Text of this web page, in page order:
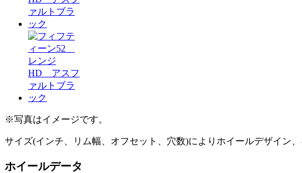
※写真はイメージです。
サイズ(インチ、リム幅、オフセット、穴数)によりホイールデザイン
ホイールデータ